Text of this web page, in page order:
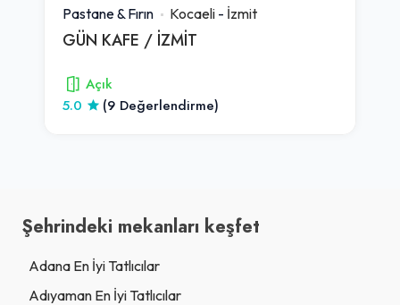
Pastane & Fırın Kocaeli - İzmit
GÜN KAFE / İZMİT
Açık
5.0
(9 Değerlendirme)
Şehrindeki mekanları keşfet
Adana En İyi Tatlıcılar
Adıyaman En İyi Tatlıcılar